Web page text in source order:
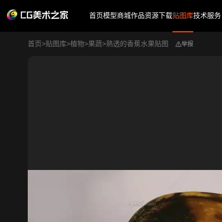
首页模型商城作品资源下载贴图库技术服务
首页>贴图库>植物>果蔬>熟透的香蕉水果贴图 举报